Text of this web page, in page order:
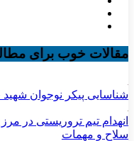
مقالات خوب برای
شناسایی پیکر نوجوان شهید
انهدام تیم تروریستی در
سلاح و مهمات